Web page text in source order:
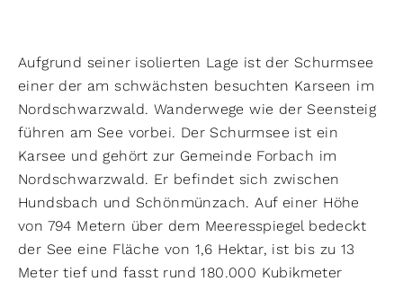
Aufgrund seiner isolierten Lage ist der Schurmsee
einer der am schwächsten besuchten Karseen im
Nordschwarzwald. Wanderwege wie der Seensteig
führen am See vorbei. Der Schurmsee ist ein
Karsee und gehört zur Gemeinde Forbach im
Nordschwarzwald. Er befindet sich zwischen
Hundsbach und Schönmünzach. Auf einer Höhe
von 794 Metern über dem Meeresspiegel bedeckt
der See eine Fläche von 1,6 Hektar, ist bis zu 13
Meter tief und fasst rund 180.000 Kubikmeter